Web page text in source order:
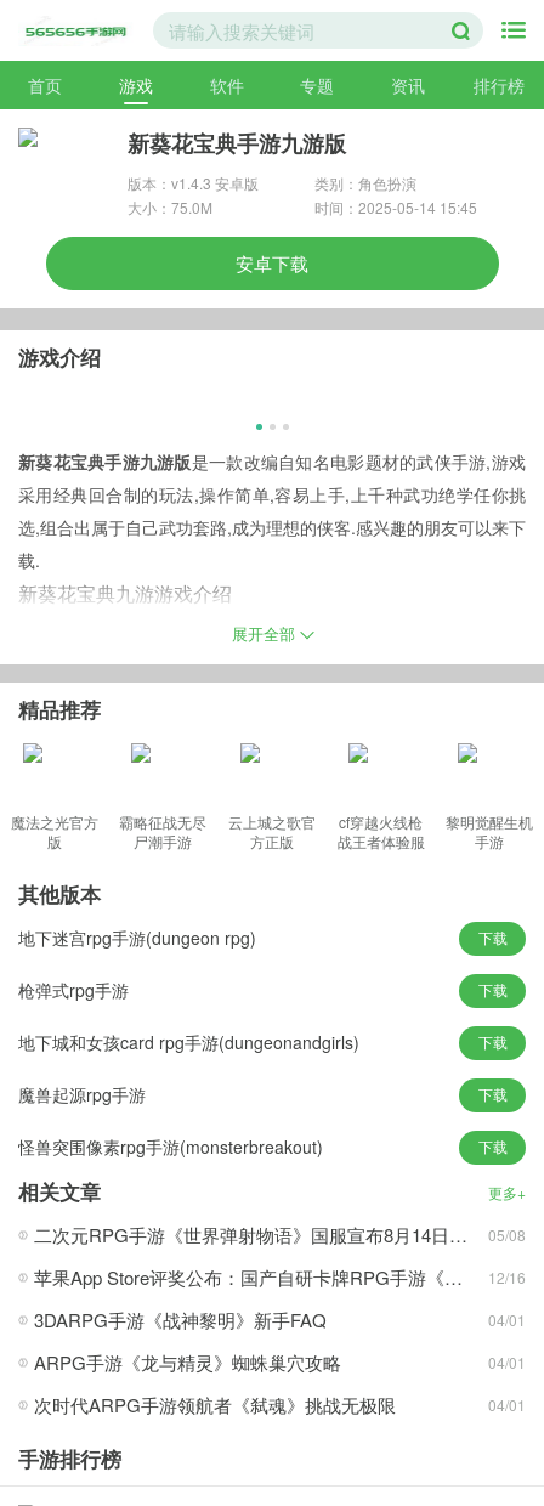
首页 游戏 软件 专题 资讯 排行榜
新葵花宝典手游九游版
版本：v1.4.3 安卓版
类别：角色扮演
大小：75.0M
时间：2025-05-14 15:45
安卓下载
游戏介绍
新葵花宝典手游九游版是一款改编自知名电影题材的武侠手游,游戏
采用经典回合制的玩法,操作简单,容易上手,上千种武功绝学任你挑
选,组合出属于自己武功套路,成为理想的侠客.感兴趣的朋友可以来下
载.
新葵花宝典九游游戏介绍
新葵花宝典手游游戏以秘籍《新葵花宝典》为线索,配合精彩剧情而
等精彩玩法,力求再现真实江湖,也让您在刀光剑影之余悠然见南山.
一曲高歌一樽酒,一人独钓一江秋,闲来钓鱼养鸟,乐趣无穷.
最饶佳致是山庄,特有的私人山庄系统,让你成为一庄之主.
万法从心起,心生万法生,修炼心法练就绝世武功.
团队协作,激流勇进同心协力战海贼,得修为赢稀有心法.
含于一而为混,合乎万以归元,修习内功,提升实力.
睥视江山万里,谁是英豪,高手论剑,只在一招之间.
游戏攻略
这里是检测你打猎成果的好地方,狩猎场打落的鸟魂和鸟魄可在商店
中兑换商品,包括内功丹、墨锭、藏经阁钥匙、珍惜鱼饵等.
在狩猎场中每打下一只鸟都会积攒一些经验值,提升狩猎场等级.等级
越高的狩猎场,出现高级怪鸟的几率就越高.鸟样百科中记录着无数珍
贵飞禽,每只怪鸟掉落的奖励都可在鸟样百科中查询.
【狩猎场】
样的怪鸟.操作方法非常简单,拿起你手中的弓箭,对准它进行射击即
可.但是在射击之前我们需要准备好充足的箭,在系统中有购买箭的提
示,2000银两一支,价格上不是很贵,所以为了不在狩猎过程中扫兴,小
展开全部
精品推荐
魔法之光官方
版
霸略征战无尽
尸潮手游
云上城之歌官
方正版
cf穿越火线枪
战王者体验服
黎明觉醒生机
手游
其他版本
地下迷宫rpg手游(dungeon rpg) 下载
枪弹式rpg手游 下载
地下城和女孩card rpg手游(dungeonandgirls) 下载
魔兽起源rpg手游 下载
怪兽突围像素rpg手游(monsterbreakout) 下载
相关文章 更多+
二次元RPG手游《世界弹射物语》国服宣布8月14日停运 05/08
苹果App Store评奖公布：国产自研卡牌RPG手游《剑与远征：启程》获年度iPhone游戏 12/16
3DARPG手游《战神黎明》新手FAQ 04/01
ARPG手游《龙与精灵》蜘蛛巢穴攻略 04/01
次时代ARPG手游领航者《弑魂》挑战无极限 04/01
手游排行榜